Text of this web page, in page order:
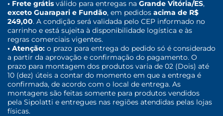
• Frete grátis válido para entregas na Grande Vitória/ES,
exceto Guarapari e Fundão, em pedidos acima de R$
249,00. A condição será validada pelo CEP informado no
carrinho e está sujeita à disponibilidade logística e às
regras comerciais vigentes.
• Atenção: o prazo para entrega do pedido só é considerado
a partir da aprovação e confirmação do pagamento. O
prazo para montagem dos produtos varia de 02 (Dois) até
10 (dez) úteis a contar do momento em que a entrega é
confirmada, de acordo com o local de entrega. As
montagens são feitas somente para produtos vendidos
pela Sipolatti e entregues nas regiões atendidas pelas lojas
físicas.